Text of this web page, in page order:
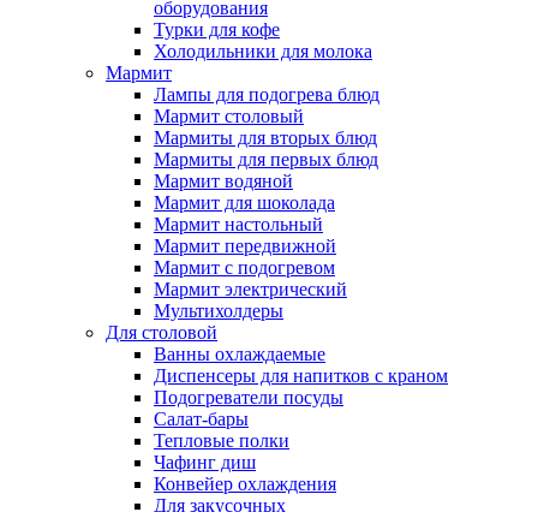
оборудования
Турки для кофе
Холодильники для молока
Мармит
Лампы для подогрева блюд
Мармит столовый
Мармиты для вторых блюд
Мармиты для первых блюд
Мармит водяной
Мармит для шоколада
Мармит настольный
Мармит передвижной
Мармит с подогревом
Мармит электрический
Мультихолдеры
Для столовой
Ванны охлаждаемые
Диспенсеры для напитков с краном
Подогреватели посуды
Салат-бары
Тепловые полки
Чафинг диш
Конвейер охлаждения
Для закусочных